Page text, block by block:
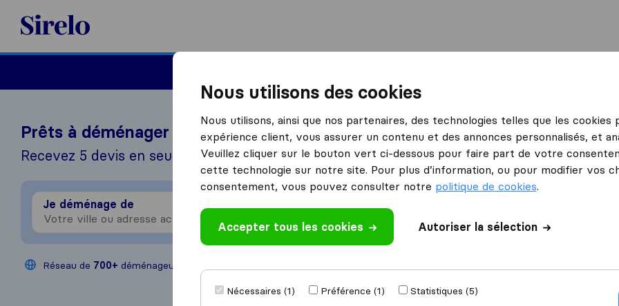
Sirelo.fr
Prêts à déménager à l'étranger?
Recevez 5 devis en seulement 3 étapes
Je déménage de
Réseau de 700+ déménageurs
Nous utilisons des cookies
Nous utilisons, ainsi que nos partenaires, des technologies telles que les
expérience client, vous assurer un contenu et des annonces personnalisés, et
Veuillez cliquer sur le bouton vert ci-dessous pour faire part de votre
cette technologie sur notre site. Pour plus d’information, ou pour modifier vos
consentement, vous pouvez consulter notre politique de cookies.
Accepter tous les cookies Autoriser la sélection
Nécessaires (1) Préférence (1)
Statistiques (5)